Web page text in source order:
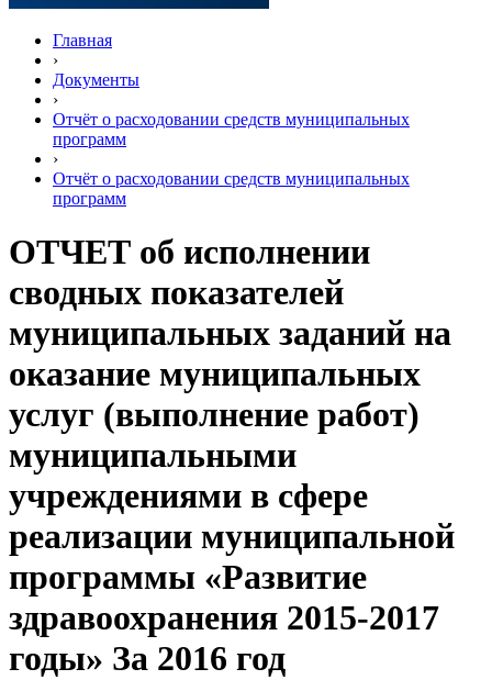
Главная
›
Документы
›
Отчёт о расходовании средств муниципальных
программ
›
Отчёт о расходовании средств муниципальных
программ
ОТЧЕТ об исполнении
сводных показателей
муниципальных заданий на
оказание муниципальных
услуг (выполнение работ)
муниципальными
учреждениями в сфере
реализации муниципальной
программы «Развитие
здравоохранения 2015-2017
годы» За 2016 год